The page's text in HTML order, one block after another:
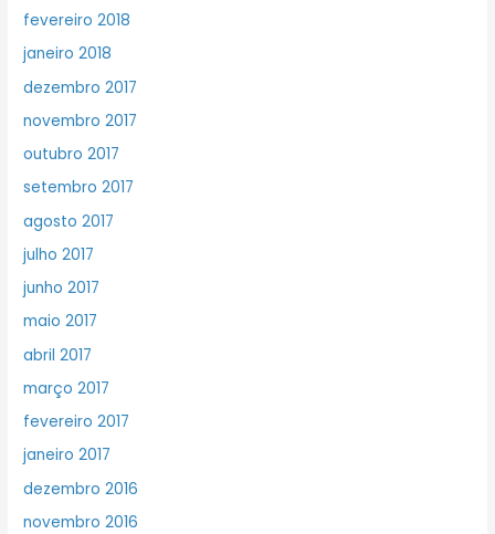
fevereiro 2018
janeiro 2018
dezembro 2017
novembro 2017
outubro 2017
setembro 2017
agosto 2017
julho 2017
junho 2017
maio 2017
abril 2017
março 2017
fevereiro 2017
janeiro 2017
dezembro 2016
novembro 2016